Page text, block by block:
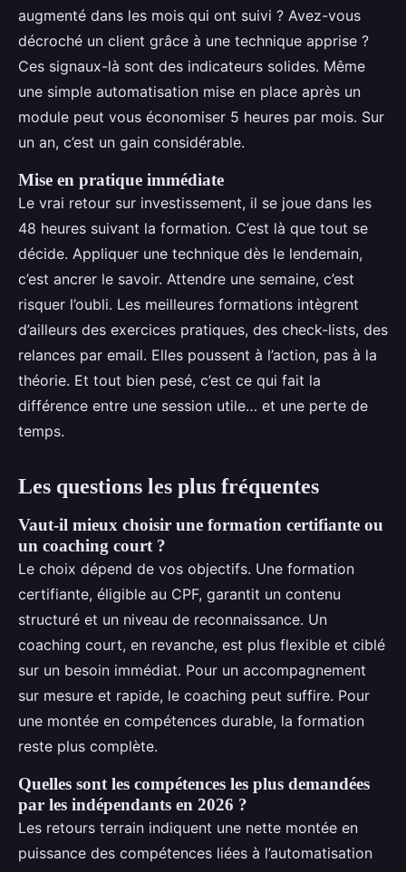
augmenté dans les mois qui ont suivi ? Avez-vous
décroché un client grâce à une technique apprise ?
Ces signaux-là sont des indicateurs solides. Même
une simple automatisation mise en place après un
module peut vous économiser 5 heures par mois. Sur
un an, c’est un gain considérable.
Mise en pratique immédiate
Le vrai retour sur investissement, il se joue dans les
48 heures suivant la formation. C’est là que tout se
décide. Appliquer une technique dès le lendemain,
c’est ancrer le savoir. Attendre une semaine, c’est
risquer l’oubli. Les meilleures formations intègrent
d’ailleurs des exercices pratiques, des check-lists, des
relances par email. Elles poussent à l’action, pas à la
théorie. Et tout bien pesé, c’est ce qui fait la
différence entre une session utile… et une perte de
temps.
Les questions les plus fréquentes
Vaut-il mieux choisir une formation certifiante ou
un coaching court ?
Le choix dépend de vos objectifs. Une formation
certifiante, éligible au CPF, garantit un contenu
structuré et un niveau de reconnaissance. Un
coaching court, en revanche, est plus flexible et ciblé
sur un besoin immédiat. Pour un accompagnement
sur mesure et rapide, le coaching peut suffire. Pour
une montée en compétences durable, la formation
reste plus complète.
Quelles sont les compétences les plus demandées
par les indépendants en 2026 ?
Les retours terrain indiquent une nette montée en
puissance des compétences liées à l’automatisation